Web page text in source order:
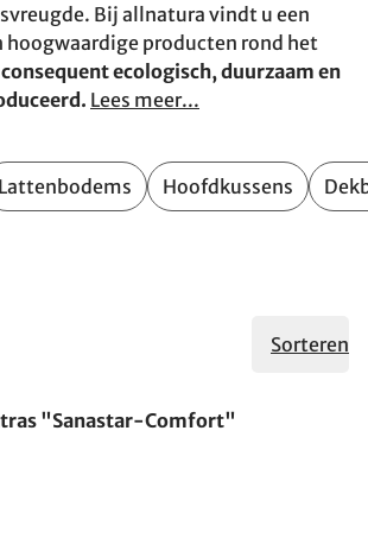
Bij allnatura vindt u een
hoogwaardige producten rond het
consequent ecologisch, duurzaam en
Lees meer...
Lattenbodems Hoofdkussens
Sorteren
"Sanastar-Comfort"